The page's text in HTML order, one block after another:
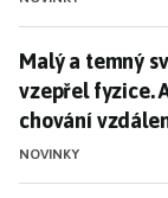
Malý a temný
Malý a temný
vzepřel fyzice.
chování
NOVINKY